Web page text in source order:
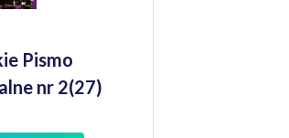
Pismo
nr 2(27)